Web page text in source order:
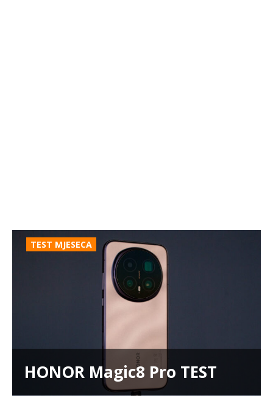
TEST MJESECA
HONOR Magic8 Pro TEST